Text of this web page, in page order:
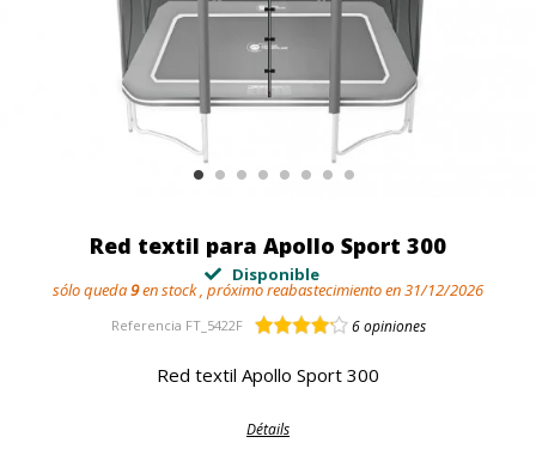
Red textil para Apollo Sport 300
Disponible
sólo queda9en stock , próximo reabastecimiento en 31/12/2026
Referencia FT_5422F 6opiniones
Red textil Apollo Sport 300
Détails